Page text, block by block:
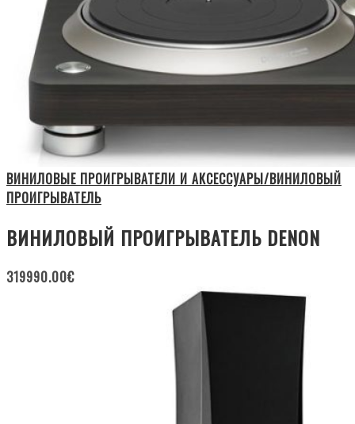
ВИНИЛОВЫЕ ПРОИГРЫВАТЕЛИ И АКСЕССУАРЫ/ВИНИЛОВЫЙ
ПРОИГРЫВАТЕЛЬ
ВИНИЛОВЫЙ ПРОИГРЫВАТЕЛЬ DENON
319990.00€